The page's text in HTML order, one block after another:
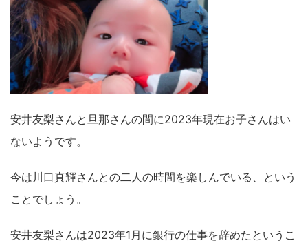
安井友梨さんと旦那さんの間に2023年現在お子さんはい
ないようです。
今は川口真輝さんとの二人の時間を楽しんでいる、という
ことでしょう。
安井友梨さんは2023年1月に銀行の仕事を辞めたというこ